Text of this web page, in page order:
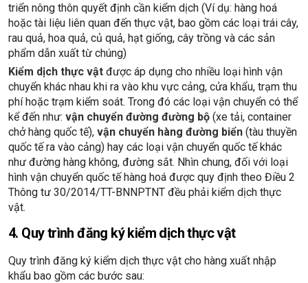
triển nông thôn quyết định cần kiểm dịch (Ví dụ: hàng hoá
hoặc tài liệu liên quan đến thực vật, bao gồm các loại trái cây,
rau quả, hoa quả, củ quả, hạt giống, cây trồng và các sản
phẩm dẫn xuất từ chúng)
Kiểm dịch thực vật được áp dụng cho nhiều loại hình vận
chuyển khác nhau khi ra vào khu vực cảng, cửa khẩu, trạm thu
phí hoặc trạm kiểm soát. Trong đó các loại vận chuyển có thể
kể đến như: vận chuyển đường đường bộ (xe tải, container
chở hàng quốc tế), vận chuyển hàng đường biển (tàu thuyền
quốc tế ra vào cảng) hay các loại vận chuyển quốc tế khác
như đường hàng không, đường sắt. Nhìn chung, đối với loại
hình vận chuyển quốc tế hàng hoá được quy định theo Điều 2
Thông tư 30/2014/TT-BNNPTNT đều phải kiểm dịch thực
vật.
4. Quy trình đăng ký kiểm dịch thực vật
Quy trình đăng ký kiểm dịch thực vật cho hàng xuất nhập
khẩu bao gồm các bước sau: